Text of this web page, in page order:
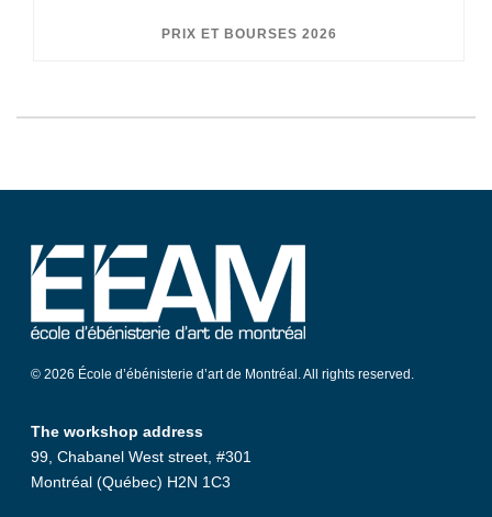
PRIX ET BOURSES 2026
© 2026 École d’ébénisterie d’art de Montréal. All rights reserved.
The workshop address
99, Chabanel West street, #301
Montréal (Québec) H2N 1C3